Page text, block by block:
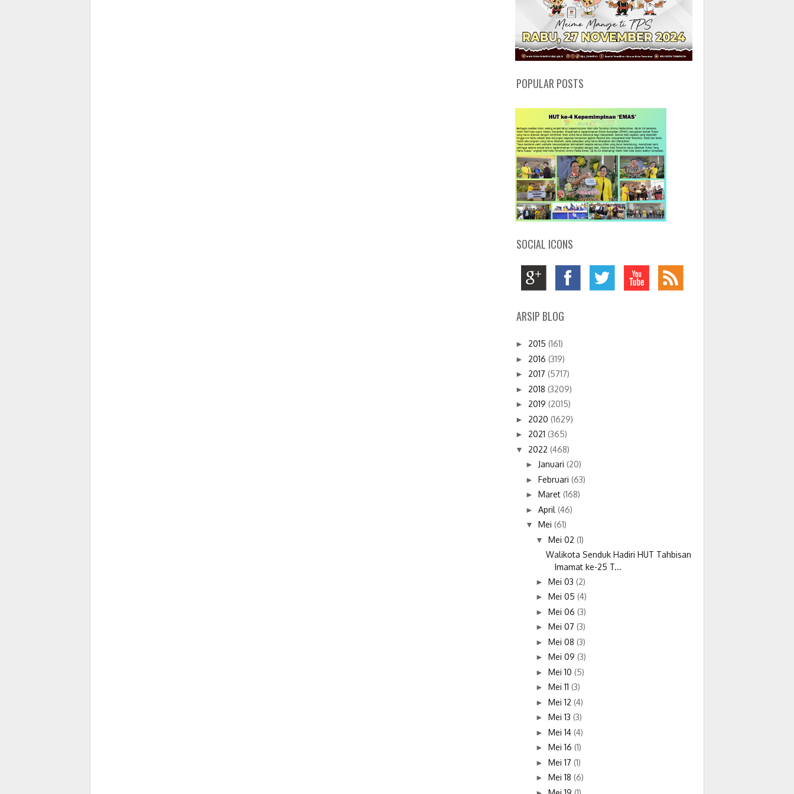
POPULAR POSTS
SOCIAL ICONS
ARSIP BLOG
► 2015 (161)
► 2016 (319)
► 2017 (5717)
► 2018 (3209)
► 2019 (2015)
► 2020 (1629)
► 2021 (365)
▼ 2022 (468)
► Januari (20)
► Februari (63)
► Maret (168)
► April (46)
▼ Mei (61)
▼ Mei 02 (1)
Walikota Senduk Hadiri HUT Tahbisan
Imamat ke-25 T...
► Mei 03 (2)
► Mei 05 (4)
► Mei 06 (3)
► Mei 07 (3)
► Mei 08 (3)
► Mei 09 (3)
► Mei 10 (5)
► Mei 11 (3)
► Mei 12 (4)
► Mei 13 (3)
► Mei 14 (4)
► Mei 16 (1)
► Mei 17 (1)
► Mei 18 (6)